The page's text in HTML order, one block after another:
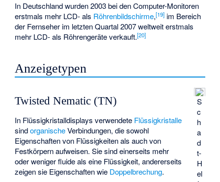
In Deutschland wurden 2003 bei den Computer-Monitoren
erstmals mehr LCD- als Röhrenbildschirme,[19] im Bereich
der Fernseher im letzten Quartal 2007 weltweit erstmals
mehr LCD- als Röhrengeräte verkauft.[20]
Anzeigetypen
S
c
h
a
d
t-
H
el
Twisted Nematic (TN)
In Flüssigkristalldisplays verwendete Flüssigkristalle
sindorganischeVerbindungen, die sowohl
Eigenschaften von Flüssigkeiten als auch von
Festkörpern aufweisen. Sie sind einerseits mehr
oder weniger fluide als eine Flüssigkeit, andererseits
zeigen sie Eigenschaften wie Doppelbrechung.